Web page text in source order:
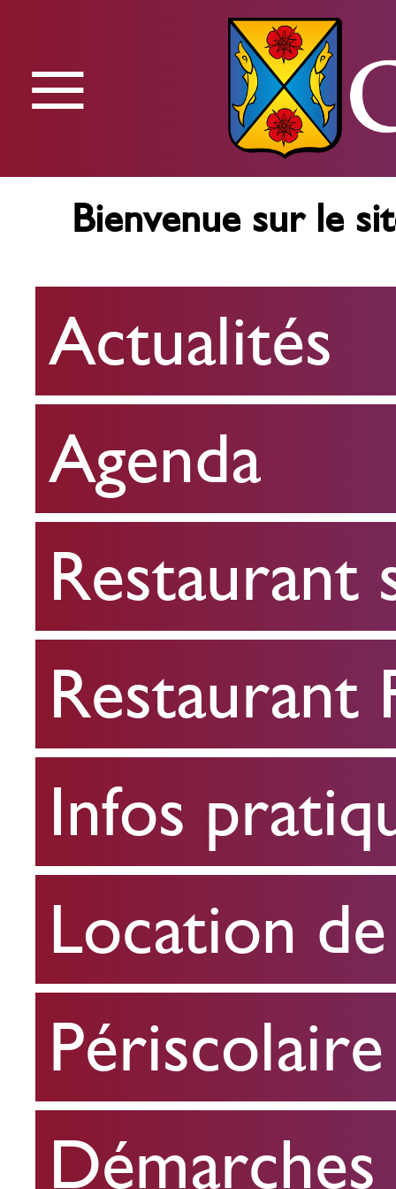
Menu
Actualités
Agenda
Restaurant
scolaire
Restaurant
FPA
Infos
pratiques
Location
de
salle
Périscolaire
≡
Bienvenue sur le
Actualités
Agenda
Restaurant
Restaurant
Infos
Location
Périscolaire